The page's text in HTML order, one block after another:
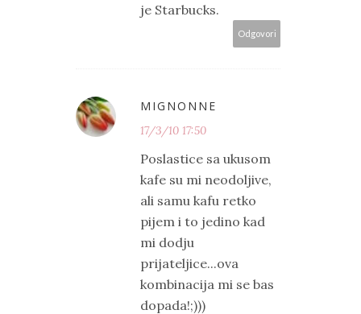
je Starbucks.
Odgovori
MIGNONNE
17/3/10 17:50
Poslastice sa ukusom
kafe su mi neodoljive,
ali samu kafu retko
pijem i to jedino kad
mi dodju
prijateljice...ova
kombinacija mi se bas
dopada!;)))